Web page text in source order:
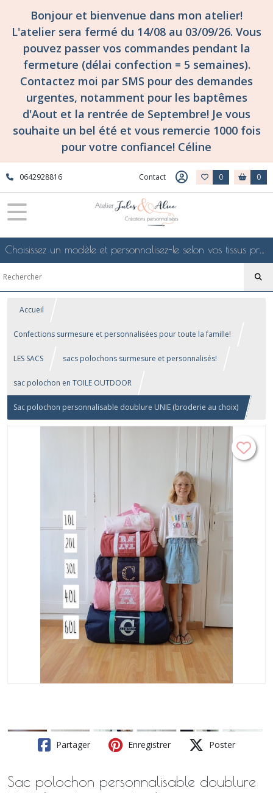
Bonjour et bienvenue dans mon atelier!
L'atelier sera fermé du 14/08 au 03/09/26. Vous
pouvez passer vos commandes pendant la
fermeture (délai confection = 5 semaines).
Contactez moi par SMS pour des demandes
urgentes, notamment pour les baptêmes
d'Aout et la rentrée de Septembre! Je vous
souhaite un bel été et vous remercie 1000 fois
pour votre confiance! Céline
0642928816 Contact 0 0
Choisissez un modèle et personnalisez-le selon vos tissus préférés de mes collections en ligne, je le confectionnerai selon vos souhaits
Accueil
Confections surmesure et personnalisées pour toute la famille!
LES SACS sacs polochons surmesure et personnalisés!
sac polochon en TOILE OUTDOOR
Sac polochon personnalisable doublure UNIE (broderie au choix)
Partager Enregistrer Poster
Sac polochon personnalisable doublure